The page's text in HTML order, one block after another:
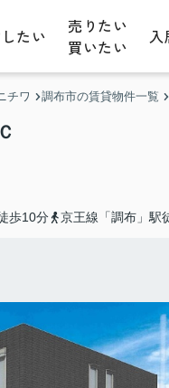
たい
売りたい
買いたい
入
チワ 調布市の賃貸物件一覧
歩10分 京王線「調布」駅